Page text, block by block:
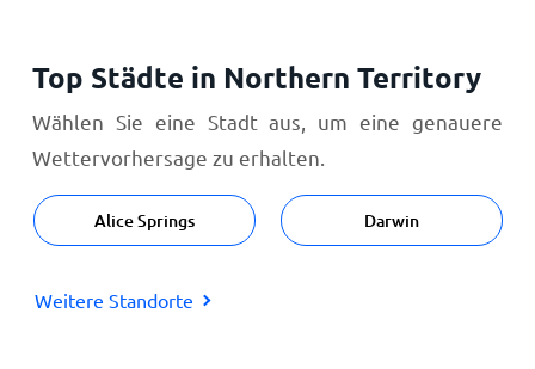
Top Städte in Northern Territory
Wählen Sie eine Stadt aus, um eine genauere
Wettervorhersage zu erhalten.
Alice Springs Darwin
Weitere Standorte